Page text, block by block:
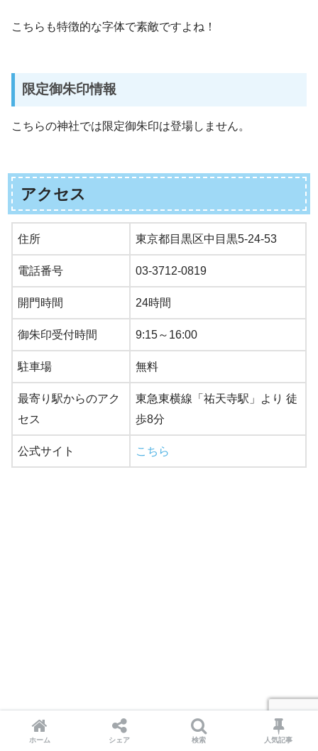
こちらも特徴的な字体で素敵ですよね！
限定御朱印情報
こちらの神社では限定御朱印は登場しません。
アクセス
住所 東京都目黒区中目黒5-24-53
電話番号 03-3712-0819
開門時間 24時間
御朱印受付時間 9:15～16:00
駐車場 無料
最寄り駅からのアク
セス
東急東横線「祐天寺駅」より 徒
歩8分
公式サイト こちら
ホーム シェア 検索 人気記事